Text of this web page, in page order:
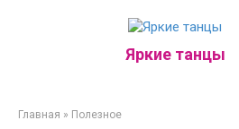
Яркие танцы
Главная » Полезное